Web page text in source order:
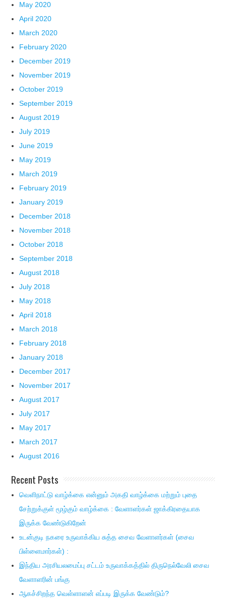
May 2020
April 2020
March 2020
February 2020
December 2019
November 2019
October 2019
September 2019
August 2019
July 2019
June 2019
May 2019
March 2019
February 2019
January 2019
December 2018
November 2018
October 2018
September 2018
August 2018
July 2018
May 2018
April 2018
March 2018
February 2018
January 2018
December 2017
November 2017
August 2017
July 2017
May 2017
March 2017
August 2016
Recent Posts
வெளிநாட்டு வாழ்க்கை என்னும் அகதி வாழ்க்கை மற்றும் புதை
சேற்றுக்குள் மூழ்கும் வாழ்க்கை : வேளாளர்கள் ஜாக்கிரதையாக
இருக்க வேண்டுகிறேன்
உடன்குடி நகரை உருவாக்கிய சுத்த சைவ வேளாளர்கள் (சைவ
பிள்ளைமார்கள்) :
இந்திய அரசியலமைப்பு சட்டம் உருவாக்கத்தில் திருநெல்வேலி சைவ
வேளாளரின் பங்கு
ஆகச்சிறந்த வெள்ளாளன் எப்படி இருக்க வேண்டும்?